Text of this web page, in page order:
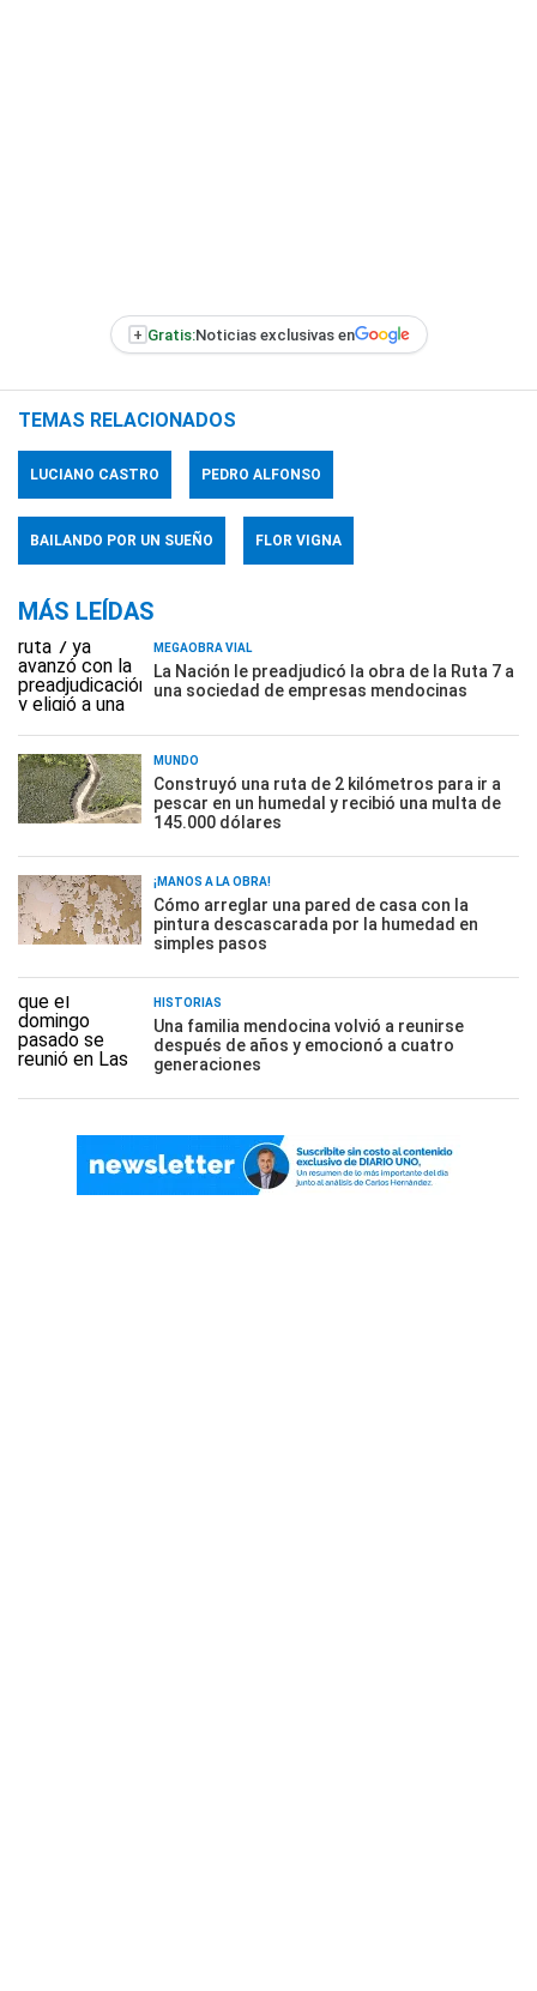
+ Gratis:Noticias exclusivas en
TEMAS RELACIONADOS
LUCIANO CASTRO PEDRO ALFONSO
BAILANDO POR UN SUEÑO FLOR VIGNA
MÁS LEÍDAS
MEGAOBRA VIAL
La Nación le preadjudicó la obra de la Ruta 7 a
una sociedad de empresas mendocinas
MUNDO
Construyó una ruta de 2 kilómetros para ir a
pescar en un humedal y recibió una multa de
145.000 dólares
¡MANOS A LA OBRA!
Cómo arreglar una pared de casa con la
pintura descascarada por la humedad en
simples pasos
HISTORIAS
Una familia mendocina volvió a reunirse
después de años y emocionó a cuatro
generaciones